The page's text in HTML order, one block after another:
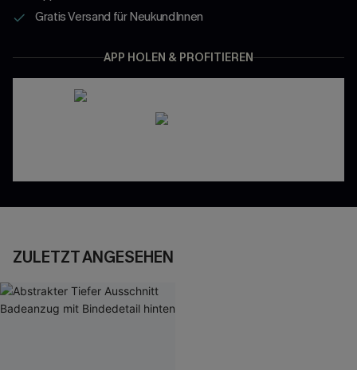
Gratis Versand für NeukundInnen
APP HOLEN & PROFITIEREN
ZULETZT ANGESEHEN